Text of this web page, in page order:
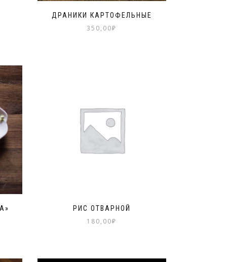
ДРАНИКИ КАРТОФЕЛЬНЫЕ
350,00₽
РИС ОТВАРНОЙ
180,00₽